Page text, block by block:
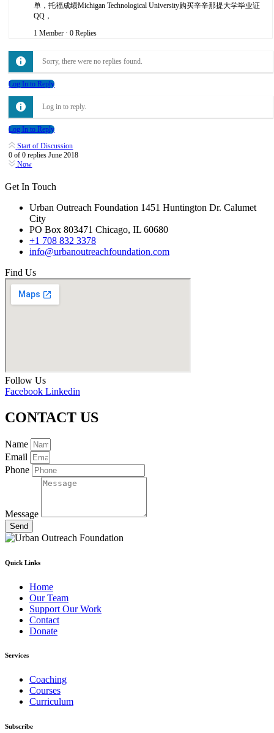
单，托福成绩Michigan Technological University购买辛辛那提大学毕业证
QQ，
1 Member · 0 Replies
Sorry, there were no replies found.
Log In to Reply
Log in to reply.
Log In to Reply
Start of Discussion
0 of0 repliesJune 2018
Now
Get In Touch
Urban Outreach Foundation 1451 Huntington Dr. Calumet
City
PO Box 803471 Chicago, IL 60680
+1 708 832 3378
info@urbanoutreachfoundation.com
Find Us
Follow Us
Facebook Linkedin
CONTACT US
Name
Email
Phone
Message
Send
Quick Links
Home
Our Team
Support Our Work
Contact
Donate
Services
Coaching
Courses
Curriculum
Subscribe